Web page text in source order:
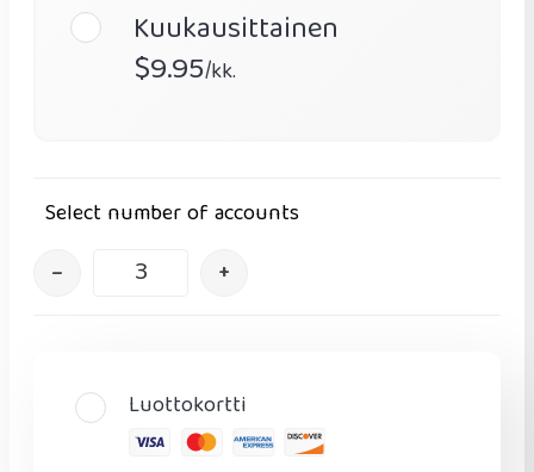
Kuukausittainen
$9.95/kk.
Select number of accounts
– +
Luottokortti